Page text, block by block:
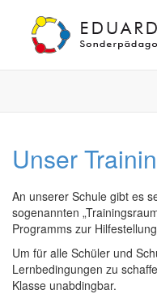
Unser
An unserer Schule gibt es
sogenannten
Programms zur
Um für alle Schüler und
Lernbedingungen zu
Klasse unabdingbar.